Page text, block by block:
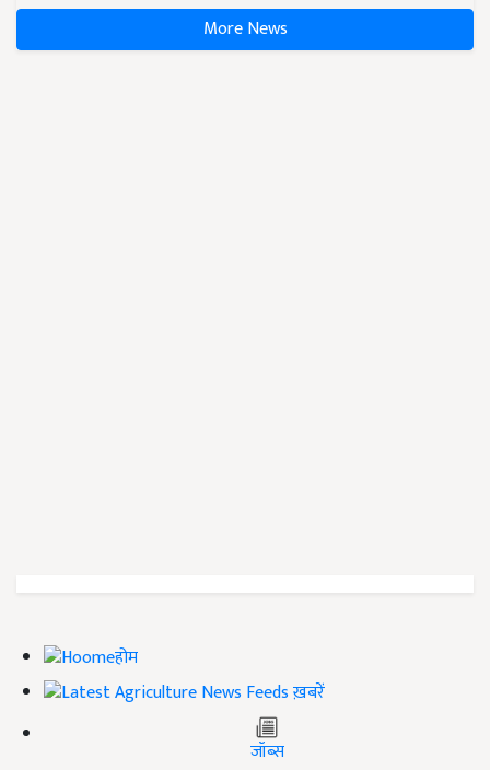
More News
होम
ख़बरें
जॉब्स